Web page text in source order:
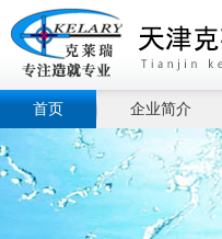
首页 企业简介